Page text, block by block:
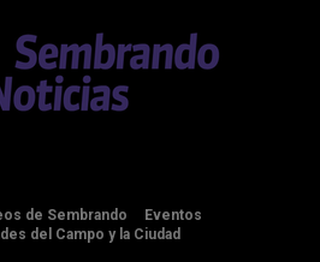
de Sembrando
Eventos
del Campo y la Ciudad